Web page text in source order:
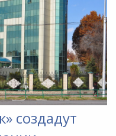
создадут